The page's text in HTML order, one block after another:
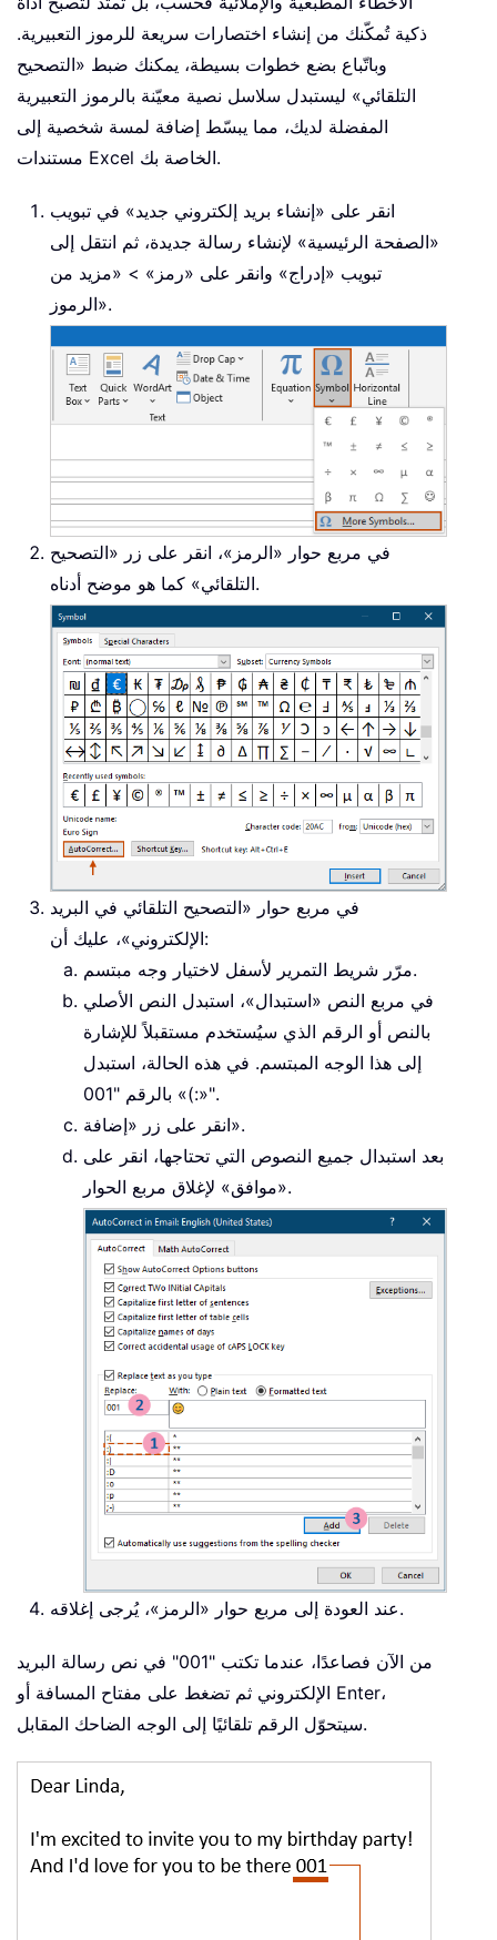
ذكية تُمكّنك من إنشاء اختصارات سريعة للرموز التعبيرية.
وباتّباع بضع خطوات بسيطة، يمكنك ضبط «التصحيح
التلقائي» ليستبدل سلاسل نصية معيّنة بالرموز التعبيرية
المفضلة لديك، مما يبسّط إضافة لمسة شخصية إلى
مستندات Excel الخاصة بك.
انقر على «إنشاء بريد إلكتروني جديد» في تبويب
«الصفحة الرئيسية» لإنشاء رسالة جديدة، ثم انتقل إلى
تبويب «إدراج» وانقر على «رمز» > «مزيد من
الرموز».
في مربع حوار «الرمز»، انقر على زر «التصحيح
التلقائي» كما هو موضح أدناه.
في مربع حوار «التصحيح التلقائي في البريد
الإلكتروني»، عليك أن:
مرّر شريط التمرير لأسفل لاختيار وجه مبتسم.
في مربع النص «استبدال»، استبدل النص الأصلي
بالنص أو الرقم الذي سيُستخدم مستقبلاً للإشارة
إلى هذا الوجه المبتسم. في هذه الحالة، استبدل
«:)» بالرقم "001".
انقر على زر «إضافة».
بعد استبدال جميع النصوص التي تحتاجها، انقر على
«موافق» لإغلاق مربع الحوار.
عند العودة إلى مربع حوار «الرمز»، يُرجى إغلاقه.
من الآن فصاعدًا، عندما تكتب "001" في نص رسالة البريد
الإلكتروني ثم تضغط على مفتاح المسافة أو Enter،
سيتحوّل الرقم تلقائيًا إلى الوجه الضاحك المقابل.